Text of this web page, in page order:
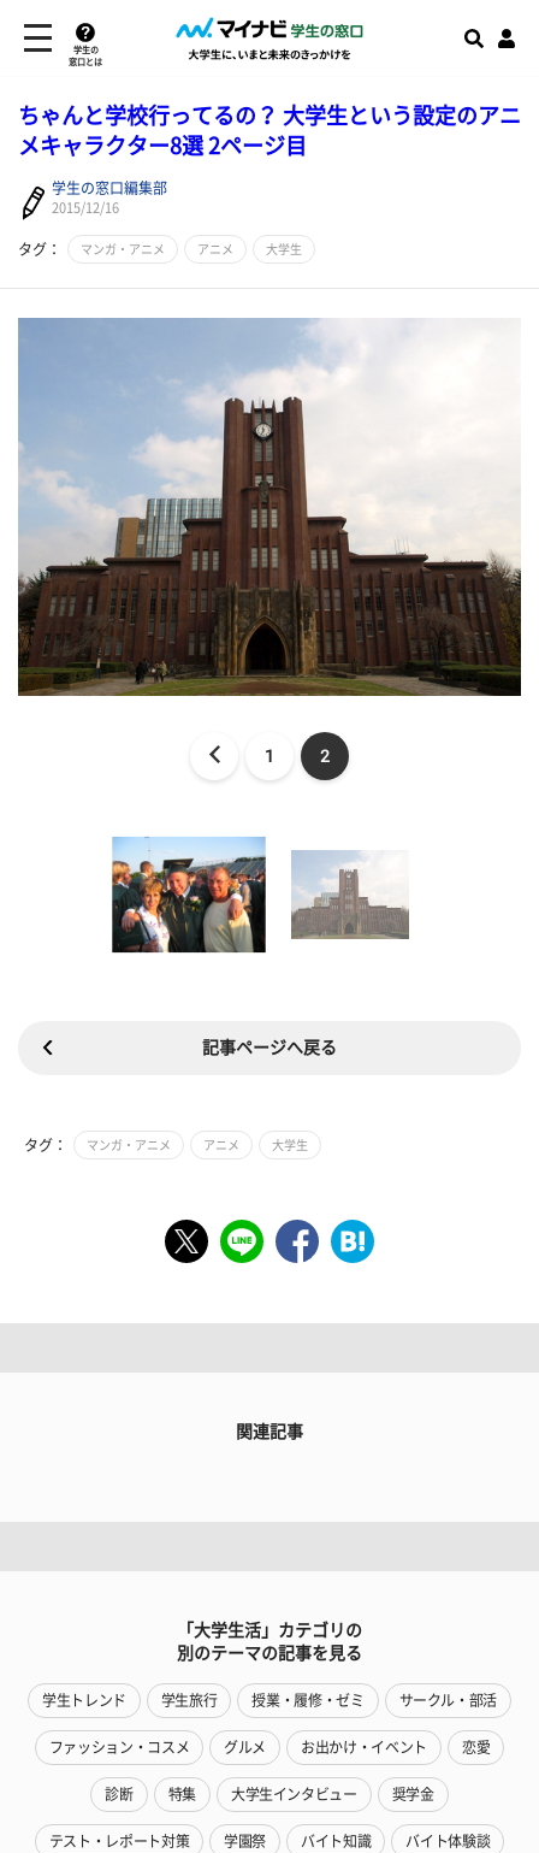
学生の
窓口とは
ちゃんと学校行ってるの？ 大学生という設定のアニ
メキャラクター8選 2ページ目
学生の窓口編集部
2015/12/16
タグ： マンガ・アニメ アニメ 大学生
1 2
記事ページへ戻る
タグ： マンガ・アニメ アニメ 大学生
関連記事
「大学生活」カテゴリの
別のテーマの記事を見る
学生トレンド 学生旅行 授業・履修・ゼミ サークル・部活
ファッション・コスメ グルメ お出かけ・イベント 恋愛
診断 特集 大学生インタビュー 奨学金
テスト・レポート対策 学園祭 バイト知識 バイト体験談